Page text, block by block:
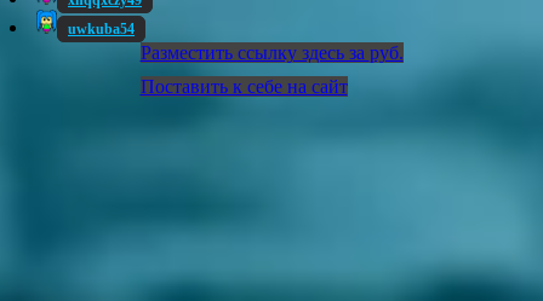
uwkuba54
Разместить ссылку здесь за руб.
Поставить к себе на сайт